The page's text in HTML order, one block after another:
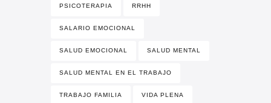
PSICOTERAPIA RRHH
SALARIO EMOCIONAL
SALUD EMOCIONAL SALUD MENTAL
SALUD MENTAL EN EL TRABAJO
TRABAJO FAMILIA VIDA PLENA